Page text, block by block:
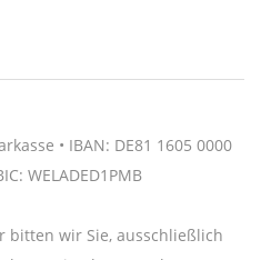
• IBAN: DE81 1605 0000
WELADED1PMB
bitten wir Sie, ausschließlich